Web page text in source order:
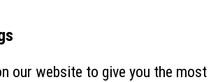
our website to give you the most